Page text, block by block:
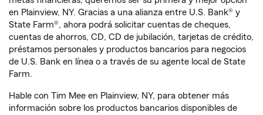
en Plainview, NY. Gracias a una alianza entre U.S. Bank® y
State Farm®, ahora podrá solicitar cuentas de cheques,
cuentas de ahorros, CD, CD de jubilación, tarjetas de crédito,
préstamos personales y productos bancarios para negocios
de U.S. Bank en línea o a través de su agente local de State
Farm.
Hable con Tim Mee en Plainview, NY, para obtener más
información sobre los productos bancarios disponibles de